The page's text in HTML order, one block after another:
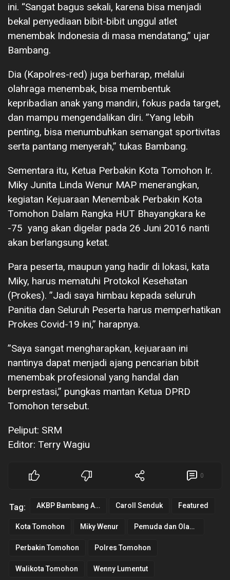
ini. “Sangat bagus sekali, karena bisa menjadi
bekal penyediaan bibit-bibit unggul atlet
menembak Indonesia di masa mendatang,” ujar
Bambang.
Dia (Kapolres-red) juga berharap, melalui
olahraga menembak, bisa membentuk
kepribadian anak yang mandiri, fokus pada target,
dan mampu mengendalikan diri. ”Yang lebih
penting, bisa menumbuhkan semangat sportivitas
serta pantang menyerah,” tukas Bambang.
Sementara itu, Ketua Perbakin Kota Tomohon Ir.
Miky Junita Linda Wenur MAP menerangkan,
kegiatan Kejuaraan Menembak Perbakin Kota
Tomohon Dalam Rangka HUT Bhayangkara ke
-75 yang akan digelar pada 26 Juni 2016 nanti
akan berlangsung ketat.
Para peserta, maupun yang hadir di lokasi, kata
Miky, harus mematuhi Protokol Kesehatan
(Prokes). ”Jadi saya himbau kepada seluruh
Panitia dan Seluruh Peserta harus memperhatikan
Prokes Covid-19 ini,” harapnya.
”Saya sangat mengharapkan, kejuaraan ini
nantinya dapat menjadi ajang pencarian bibit
menembak profesional yang handal dan
berprestasi,” pungkas mantan Ketua DPRD
Tomohon tersebut.
Peliput: SRM
Editor: Terry Wagiu
0
Tag: AKBP Bambang Ashari Gatot Caroll Senduk Featured
Kota Tomohon Miky Wenur Pemuda dan Olahraga
Perbakin Tomohon Polres Tomohon
Walikota Tomohon Wenny Lumentut